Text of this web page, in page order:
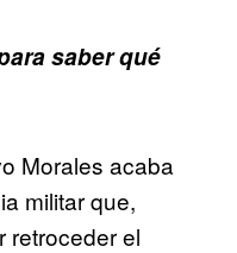
saber qué
Morales acaba
militar que,
retroceder el